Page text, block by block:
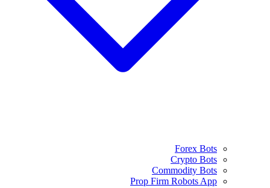
Forex Bots
Crypto Bots
Commodity Bots
Prop Firm Robots App